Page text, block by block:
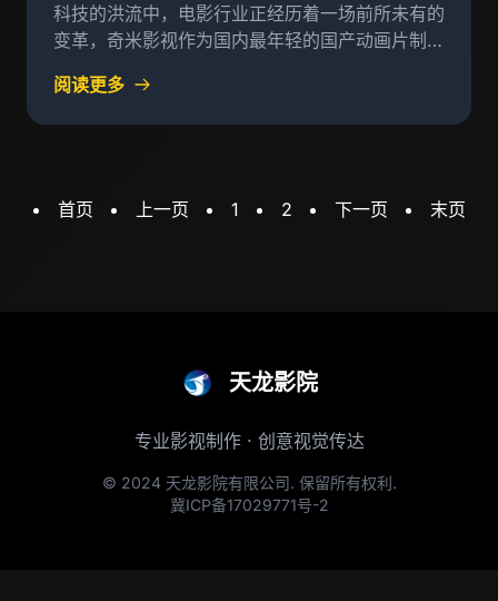
科技的洪流中，电影行业正经历着一场前所未有的
变革，奇米影视作为国内最年轻的国产动画片制作
领着这一行业的未来
阅读更多
首页 上一页 1 2 下一页 末页
天龙影院
专业影视制作 · 创意视觉传达
© 2024 天龙影院有限公司. 保留所有权利.
冀ICP备17029771号-2